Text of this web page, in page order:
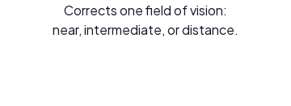
Corrects one field of vision:
near, intermediate, or distance.